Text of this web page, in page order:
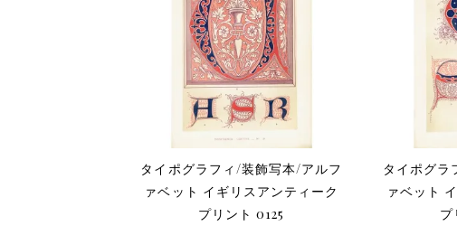
タイポグラフィ/装飾写本/アルフ
ァベット イギリスアンティーク
プリント 0125
タイポグラ
ァベット
プ